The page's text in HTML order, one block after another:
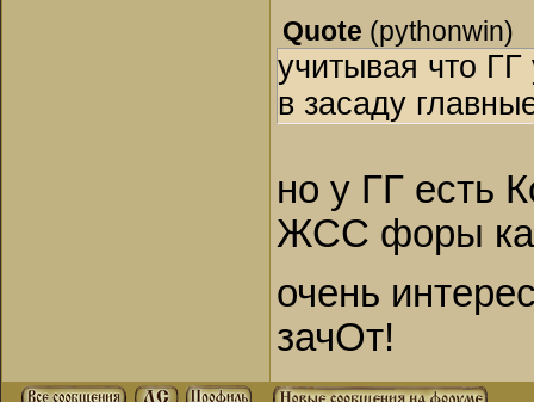
Quote (pythonwin)
учитывая что
в засаду
но у ГГ есть
ЖСС форы
очень
зачОт!